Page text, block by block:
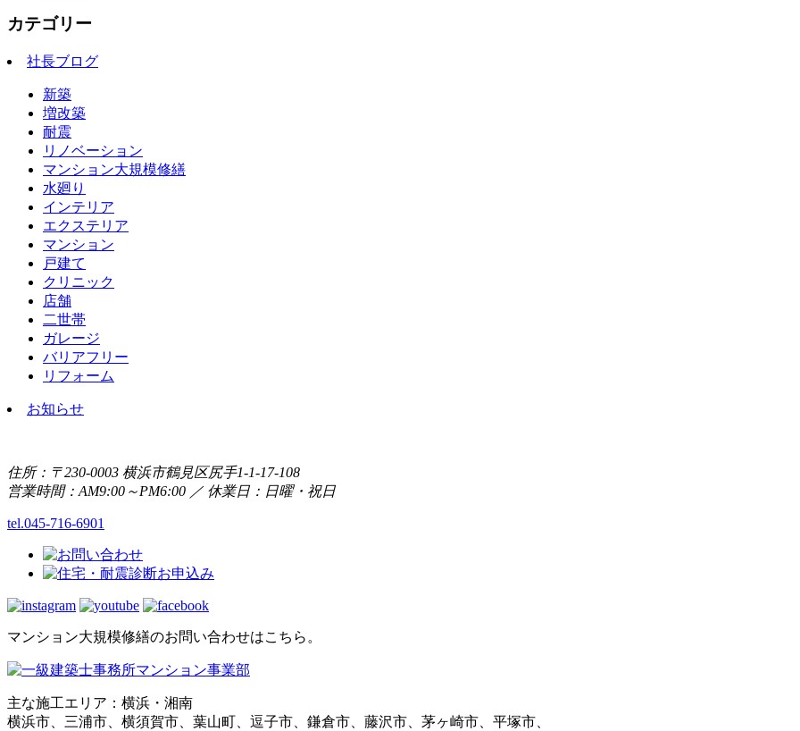
カテゴリー
社長ブログ
新築
増改築
耐震
リノベーション
マンション大規模修繕
水廻り
インテリア
エクステリア
マンション
戸建て
クリニック
店舗
二世帯
ガレージ
バリアフリー
リフォーム
お知らせ
住所：〒230-0003 横浜市鶴見区尻手1-1-17-108
営業時間：AM9:00～PM6:00 ／ 休業日：日曜・祝日
tel.045-716-6901
マンション大規模修繕のお問い合わせはこちら。
主な施工エリア：横浜・湘南
横浜市、三浦市、横須賀市、葉山町、逗子市、鎌倉市、藤沢市、茅ヶ崎市、平塚市、